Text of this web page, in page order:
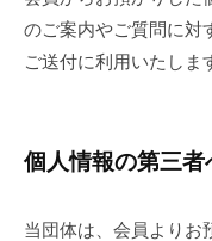
のご案内やご質問に対
ご送付に利用いたしま
個人情報の第三
当団体は、会員よりお